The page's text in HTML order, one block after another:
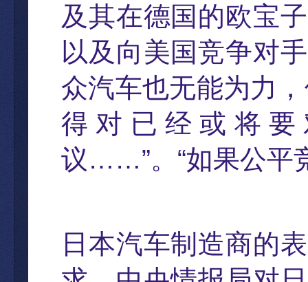
及其在德国的欧宝
以及向美国竞争对
众汽车也无能为力 ，
得 对已经或将
议 ……”。 “如果公平
日本汽车制造商的